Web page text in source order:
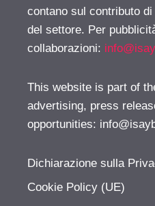
contano sul contributo
del settore. Per
collaborazioni:
This website is part of
advertising, press
opportunities:
Dichiarazione sulla
Cookie Policy (UE)